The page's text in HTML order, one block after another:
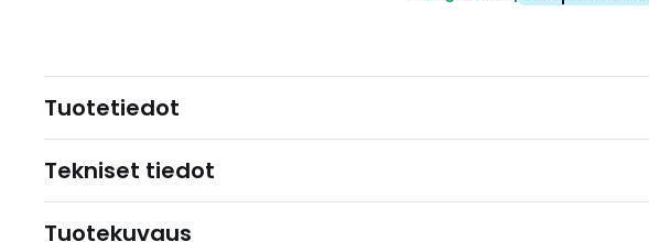
Tuotetiedot
Tekniset tiedot
Tuotekuvaus